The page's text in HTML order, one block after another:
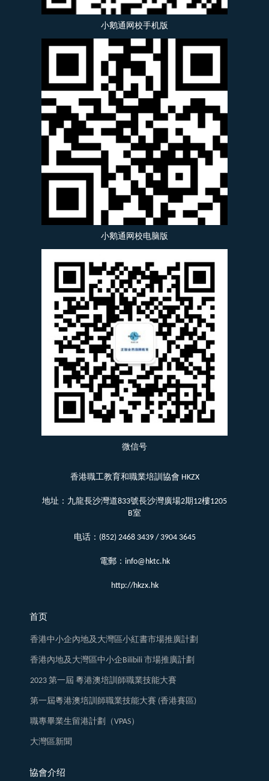
小鹅通网校手机版
小鹅通网校电脑版
微信号
香港職工教育和職業培訓協會 HKZX
地址：九龍長沙灣道833號長沙灣廣場2期12樓1205
B室
电话：(852) 2468 3439 / 3904 3645
電郵：info@hktc.hk
http://hkzx.hk
首页
香港中小企內地及大灣區小紅書市場推廣計劃
香港內地及大灣區中小企Bilibili 市場推廣計劃
2023 第一屆 粵港澳培訓師職業技能大賽
第一屆粵港澳培訓師職業技能大賽 (香港賽區)
職專畢業生留港計劃（VPAS）
大灣區新聞
協會介绍